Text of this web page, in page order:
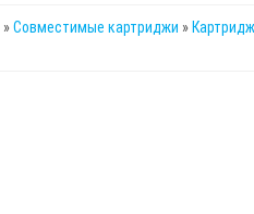
»Совместимые картриджи »